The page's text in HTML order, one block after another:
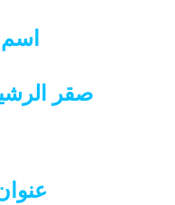
صقر الرشيد